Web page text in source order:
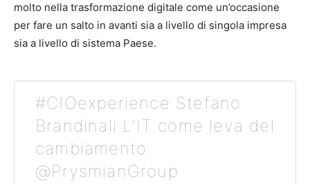
molto nella trasformazione digitale come un’occasione
per fare un salto in avanti sia a livello di singola impresa
sia a livello di sistema Paese.
#CIOexperience Stefano
Brandinali L’IT come leva del
cambiamento
@PrysmianGroup